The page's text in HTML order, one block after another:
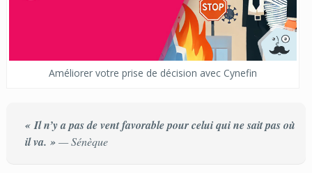
Améliorer votre prise de décision avec Cynefin
« Il n’y a pas de vent favorable pour celui qui ne sait pas où
il va. »— Sénèque